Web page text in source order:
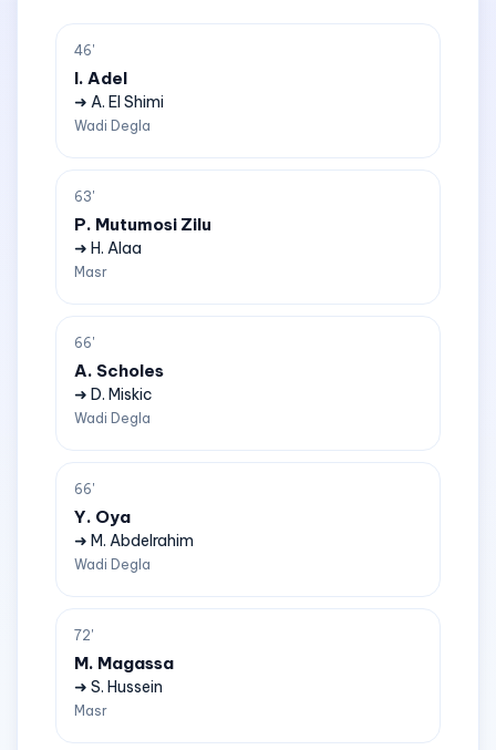
46'
I. Adel
➜ A. El Shimi
Wadi Degla
63'
P. Mutumosi Zilu
➜ H. Alaa
Masr
66'
A. Scholes
➜ D. Miskic
Wadi Degla
66'
Y. Oya
➜ M. Abdelrahim
Wadi Degla
72'
M. Magassa
➜ S. Hussein
Masr